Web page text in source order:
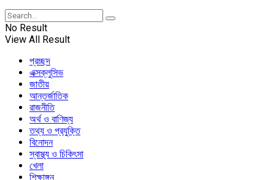
No Result
View All Result
প্রচ্ছদ
এক্সক্লুসিভ
জাতীয়
আন্তর্জাতিক
রাজনীতি
অর্থ ও বাণিজ্য
তথ্য ও প্রযুক্তি
বিনোদন
স্বাস্থ্য ও চিকিৎসা
খেলা
শিক্ষাঙ্গন